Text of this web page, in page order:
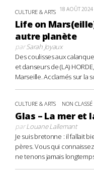
CULTURE & ARTS 18 AOÛT 2024
Life on
autre planète
parSarah Joyaux
Des coulisses aux
et danseurs de (LA)
Marseille. Acclamés sur la
CULTURE & ARTS NON CLASSÉ
Glas – La mer et
parLouane Lallemant
Je suis bretonne : il fallait
pères. Vous qui
ne tenons jamais